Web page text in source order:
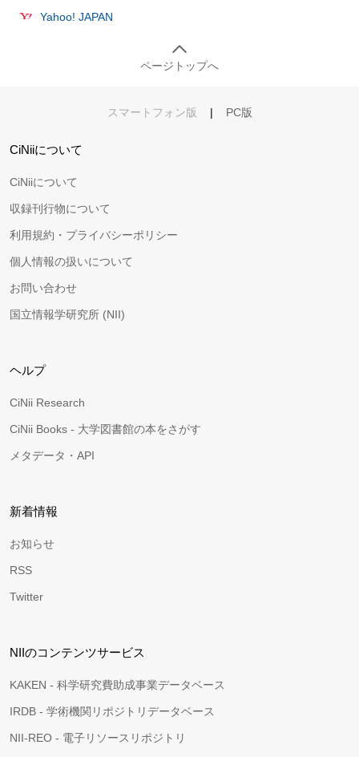
Yahoo! JAPAN
ページトップへ
スマートフォン版 | PC版
CiNiiについて
CiNiiについて
収録刊行物について
利用規約・プライバシーポリシー
個人情報の扱いについて
お問い合わせ
国立情報学研究所 (NII)
ヘルプ
CiNii Research
CiNii Books - 大学図書館の本をさがす
メタデータ・API
新着情報
お知らせ
RSS
Twitter
NIIのコンテンツサービス
KAKEN - 科学研究費助成事業データベース
IRDB - 学術機関リポジトリデータベース
NII-REO - 電子リソースリポジトリ